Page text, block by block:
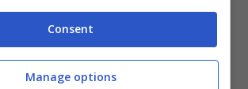
iPhone: Safari o Chrome?
browser scegliere e
perché
Consent
Manage options